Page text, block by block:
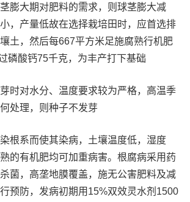
膨大期对肥料的需求，则球茎膨大减
，产量低故在选择栽培田时，应首选排
土，然后每667平方米足施腐熟行机肥
磷酸钙75千克，为丰产打下基础
时对水分、温度要求较为严格，高温季
处理，则种子不发芽
根系而使其染病，土壤温度低，湿度
的有机肥均可加重病害。根腐病采用药
菌，高垄地膜覆盖，施无公害肥料及减
预防，发病初期用15%双效灵水剂1500